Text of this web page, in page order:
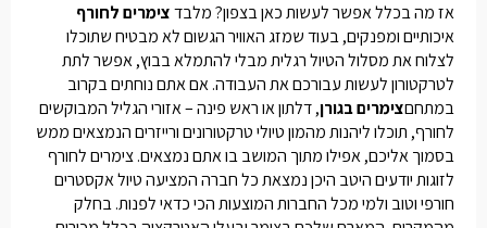
אז מה בכלל אפשר לעשות כאן בצפון? מלבדצימרים לחורף
איכותיים ומפנקים, בעוד שמזג האוויר הגשום לא מבטיח שתוכלו
לצלוח את מסלול הטיול רגלית מבלי להתמלא בבוץ, אפשר לתת
לטרקטורון לעשות עבורכם את העבודה. אם אתם נוחתים בקרוב
במתחםצימרים בגורן, דלתון או ראש פינה – אזורי הגליל המבוקשים
לחורף, תוכלו ליהנות מהמון טיולי טרקטורונים ורייזרים הנמצאים ממש
בסמוך אליכם, אפילו מתוך המושב בו אתם נמצאים.צימרים לחורף
לזוגותיודעים היטב היכן נמצאת כל חברה המציעה טיול אקסטרים
חורפי וטוב ולמי מכל החברות המוצעות הכי כדאי לפנות. בחלק